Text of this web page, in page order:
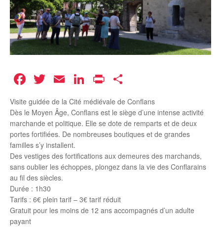
Facebook
Twitter
EmailLinkedIn
Print
Visite guidée de la Cité médiévale de Conflans
Dès le Moyen Âge, Conflans est le siège d’une intense activité
marchande et politique. Elle se dote de remparts et de deux
portes fortifiées. De nombreuses boutiques et de grandes
familles s’y installent.
Des vestiges des fortifications aux demeures des marchands,
sans oublier les échoppes, plongez dans la vie des Conflarains
au fil des siècles.
Durée : 1h30
Tarifs : 6€ plein tarif – 3€ tarif réduit
Gratuit pour les moins de 12 ans accompagnés d’un adulte
payant